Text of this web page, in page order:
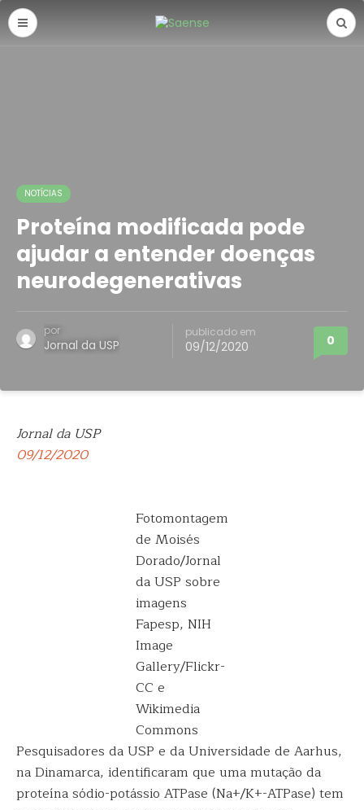
NOTÍCIAS
Proteína modificada pode
ajudar a entender doenças
neurodegenerativas
por
Jornal da USP
publicado em
09/12/2020 0
Jornal da USP
09/12/2020
Fotomontagem
de Moisés
Dorado/Jornal
da USP sobre
imagens
Fapesp, NIH
Image
Gallery/Flickr-
CC e
Wikimedia
Commons
Pesquisadores da USP e da Universidade de Aarhus,
na Dinamarca, identificaram que uma mutação da
proteína sódio-potássio ATPase (Na+/K+-ATPase) tem